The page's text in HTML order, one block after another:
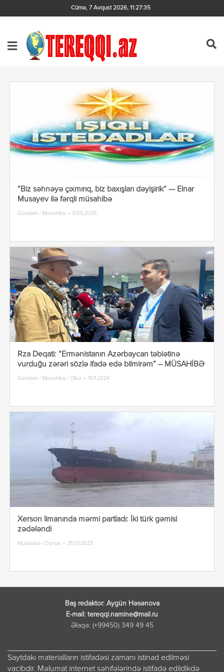
Cümə, 7 Avqust 2026, 11:27:35
“Biz səhnəyə çıxmırıq, biz baxışları dəyişirik” — Elnar
Musayev ilə fərqli müsahibə
Gündəm / Musahibə 5.05.2026
Rza Deqati: “Ermənistanın Azərbaycan təbiətinə
vurduğu zərəri sözlə ifadə edə bilmirəm” – MÜSAHİBƏ
Gündəm / Musahibə / Ölkə 14.11.2024
Xerson limanında mərmi partladı: İki türk gəmisi
zədələndi
Musahibə / Dünya 25.01.2023
Baş redaktor: Aygün Həsənova
E-mail: tereqqi.namine@mail.ru
Əlaqə: (+99450) 349 49 45
Saytdakı materialların istifadəsi zamanı istinad edilməsi
vacibdir. Məlumat internet səhifələrində istifadə edildikdə